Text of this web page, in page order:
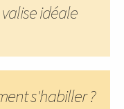
idéale
s'habiller ?